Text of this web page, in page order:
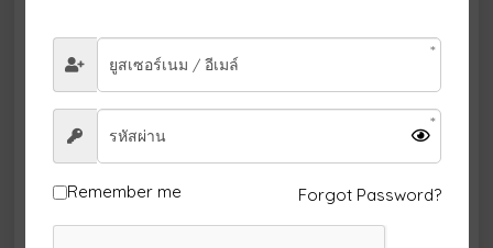
ตามธรรมดาแล้ว มีดและส้อมเป็นของที่ใช้คู่กัน หากมีมีด
และส้อมวางเรียงอยู่หลายอัน ทั้งทางซ้ายและขวาละก็ ให้ใช้
จากด้านนอกเข้ามาทีละคันตามอาหารที่ถูกนำมาเสิร์ฟตาม
ลำดับ
ถ้ากรณีที่มีส้อมมาก คงเป็นเพราะอาหารจานแรกเป็นออ
เดิร์ฟที่ใช้แค่ส้อมเพียงอย่างเดียว กล่าวคือ ช้อนสำหรับซุปจะ
วางไว้ด้านนอกต่อจากมีด
การถือช้อน ใช้วิธีเดียวกับการจับดินสอ
Remember me Forgot Password?